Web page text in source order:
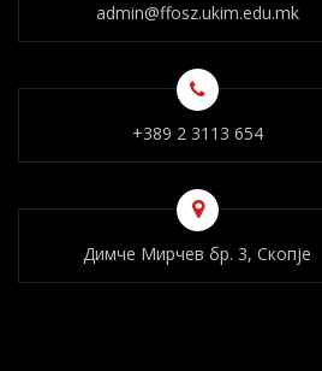
admin@ffosz.ukim.edu.mk
+389 2 3113 654
Димче Мирчев бр. 3, Скопје